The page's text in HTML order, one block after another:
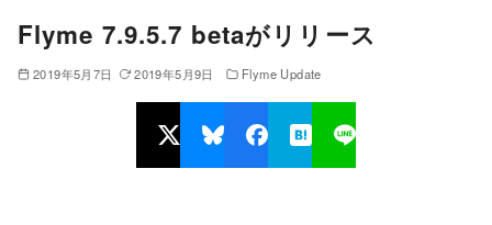
Flyme 7.9.5.7 betaがリリース
2019年5月7日 2019年5月9日 Flyme Update